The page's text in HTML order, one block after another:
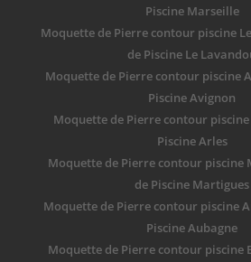
Piscine Marseille
Moquette de Pierre contour piscine
de Piscine Le
Moquette de Pierre contour piscine
Piscine Avignon
Moquette de Pierre contour piscine
Piscine Arles
Moquette de Pierre contour piscine
de Piscine Martigues
Moquette de Pierre contour piscine
Piscine Aubagne
Moquette de Pierre contour piscine